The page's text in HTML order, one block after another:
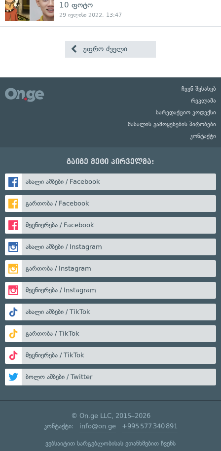
10 ფოტო
29 ივლისი 2022, 13:47
უფრო ძველი
ჩვენ შესახებ
რეკლამა
სარედაქციო კოდექსი
მასალის გამოყენების პირობები
კონტაქტი
გაიგე მეტი პირველმა:
ახალი ამბები / Facebook
გართობა / Facebook
მეცნიერება / Facebook
ახალი ამბები / Instagram
გართობა / Instagram
მეცნიერება / Instagram
ახალი ამბები / TikTok
გართობა / TikTok
მეცნიერება / TikTok
ბოლო ამბები / Twitter
© On.ge LLC, 2015–2026
კონტაქტი: info@on.ge +995 577 340 891
ვებსაიტით სარგებლობისას ეთანხმებით ჩვენს